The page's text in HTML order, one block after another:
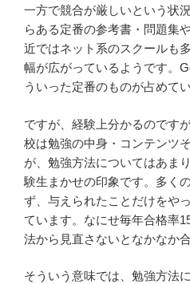
一方で競合が厳しいという状
らある定番の参考書・問題集
近ではネット系のスクールも
幅が広がっているようです。
ういった定番のものが占めてい
ですが、経験上分かるのです
校は勉強の中身・コンテンツ
が、勉強方法についてはあま
験生まかせの印象です。多く
ず、与えられたことだけをや
ています。なにせ毎年合格率
法から見直さないとなかなか
そういう意味では、勉強方法